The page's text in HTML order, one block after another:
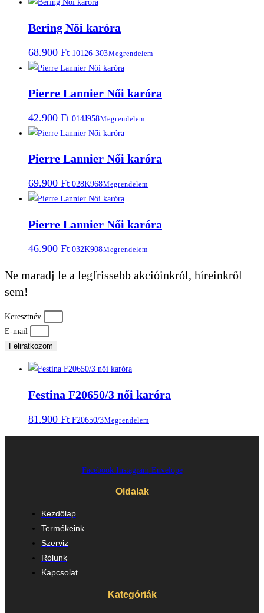
Bering Női karóra
68.900 Ft 10126-303Megrendelem
Pierre Lannier Női karóra
42.900 Ft 014J958Megrendelem
Pierre Lannier Női karóra
69.900 Ft 028K968Megrendelem
Pierre Lannier Női karóra
46.900 Ft 032K908Megrendelem
Ne maradj le a legfrissebb akcióinkról, híreinkről
sem!
Keresztnév
E-mail
Feliratkozom
Festina F20650/3 női karóra
81.900 Ft F20650/3Megrendelem
Facebook Instagram Envelope
Oldalak
Kezdőlap
Termékeink
Szerviz
Rólunk
Kapcsolat
Kategóriák